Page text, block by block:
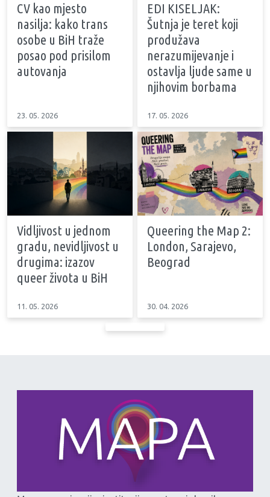
CV kao mjesto
nasilja: kako trans
osobe u BiH traže
posao pod prisilom
autovanja
23. 05. 2026
EDI KISELJAK:
Šutnja je teret koji
produžava
nerazumijevanje i
ostavlja ljude same u
njihovim borbama
17. 05. 2026
Vidljivost u jednom
gradu, nevidljivost u
drugima: izazov
queer života u BiH
11. 05. 2026
Queering the Map 2:
London, Sarajevo,
Beograd
30. 04. 2026